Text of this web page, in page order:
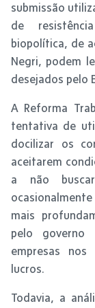
submissão
de
biopolítica, de
Negri, podem
desejados pelo
A Reforma
tentativa de
docilizar os
aceitarem
a não
mais
pelo
empresas
lucros.
Todavia, a